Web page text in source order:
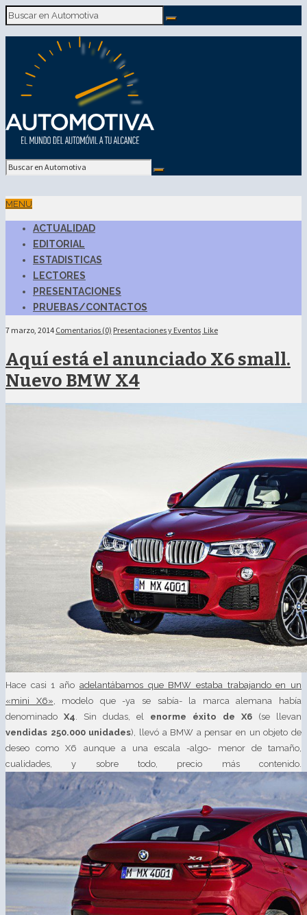
MENU
ACTUALIDAD
EDITORIAL
ESTADISTICAS
LECTORES
PRESENTACIONES
PRUEBAS/CONTACTOS
7 marzo, 2014 Comentarios (0) Presentaciones y Eventos Like
Aquí está el anunciado X6 small.
Nuevo BMW X4
Hace casi 1 año adelantábamos que BMW estaba trabajando en un
«mini X6» , modelo que -ya se sabía- la marca alemana había
denominado X4 . Sin dudas, el enorme éxito de X6 (se llevan
vendidas 250.000 unidades), llevó a BMW a pensar en un objeto de
deseo como X6 aunque a una escala -algo- menor de tamaño,
cualidades, y sobre todo, precio más contenido.